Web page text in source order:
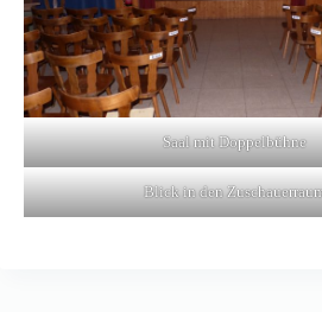
Saal mit Doppelbühne
Blick in den